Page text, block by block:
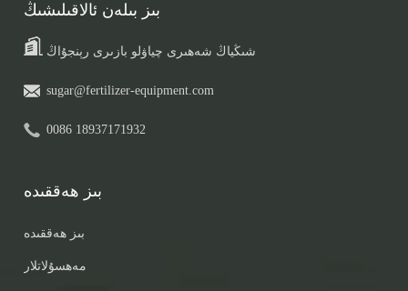
بىز بىلەن ئالاقىلىشىڭ
شىڭياڭ شەھىرى چياۋلو بازىرى رېنجۇاڭ
sugar@fertilizer-equipment.com
0086 18937171932
بىز ھەققىدە
بىز ھەققىدە
مەھسۇلاتلار